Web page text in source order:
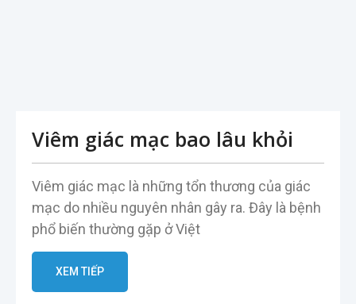
Viêm giác mạc bao lâu khỏi
Viêm giác mạc là những tổn thương của giác
mạc do nhiều nguyên nhân gây ra. Đây là bệnh
phổ biến thường gặp ở Việt
XEM TIẾP